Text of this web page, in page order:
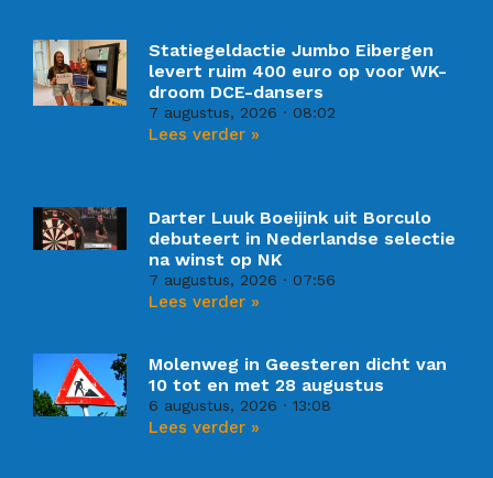
Statiegeldactie Jumbo Eibergen
levert ruim 400 euro op voor WK-
droom DCE-dansers
7 augustus, 2026 08:02
Lees verder »
Darter Luuk Boeijink uit Borculo
debuteert in Nederlandse selectie
na winst op NK
7 augustus, 2026 07:56
Lees verder »
Molenweg in Geesteren dicht van
10 tot en met 28 augustus
6 augustus, 2026 13:08
Lees verder »